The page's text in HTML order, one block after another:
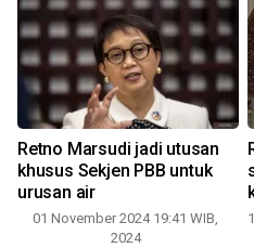
Retno Marsudi jadi utusan
khusus Sekjen PBB untuk
urusan air
01 November 2024 19:41 WIB,
2024